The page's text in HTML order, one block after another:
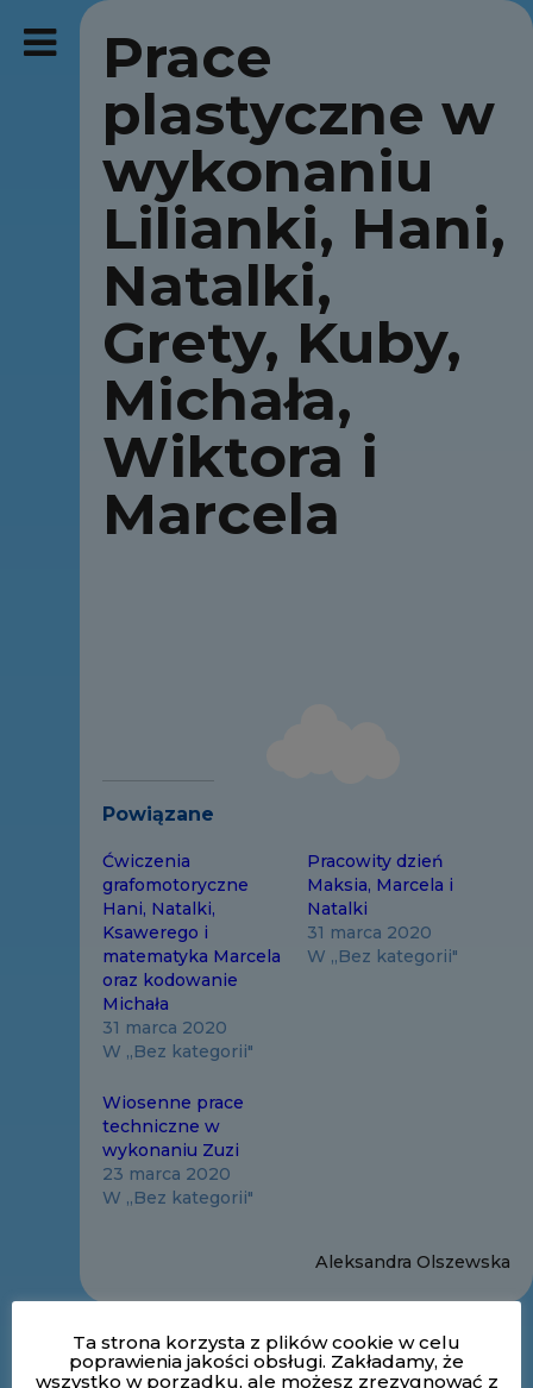
Prace
plastyczne w
wykonaniu
Lilianki, Hani,
Natalki,
Grety, Kuby,
Michała,
Wiktora i
Marcela
Powiązane
Ćwiczenia
grafomotoryczne
Hani, Natalki,
Ksawerego i
matematyka Marcela
oraz kodowanie
Michała
31 marca 2020
W „Bez kategorii"
Pracowity dzień
Maksia, Marcela i
Natalki
31 marca 2020
W „Bez kategorii"
Wiosenne prace
techniczne w
wykonaniu Zuzi
23 marca 2020
W „Bez kategorii"
Aleksandra Olszewska
Ta strona korzysta z plików cookie w celu
poprawienia jakości obsługi. Zakładamy, że
wszystko w porządku, ale możesz zrezygnować z